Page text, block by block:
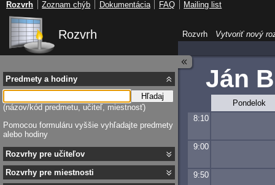
Rozvrh
Ján
Pondelok
8:10
9:00
9:50
Predmety a hodiny
Hľadaj
(názov/kód predmetu, učiteľ, miestnosť)
Pomocou formuláru vyššie vyhľadajte predmety
alebo hodiny
Rozvrhy pre učiteľov
Rozvrhy pre miestnosti
Rozvrh Vytvoriť nový
Rozvrh Zoznam chýb Dokumentácia FAQ Mailing list